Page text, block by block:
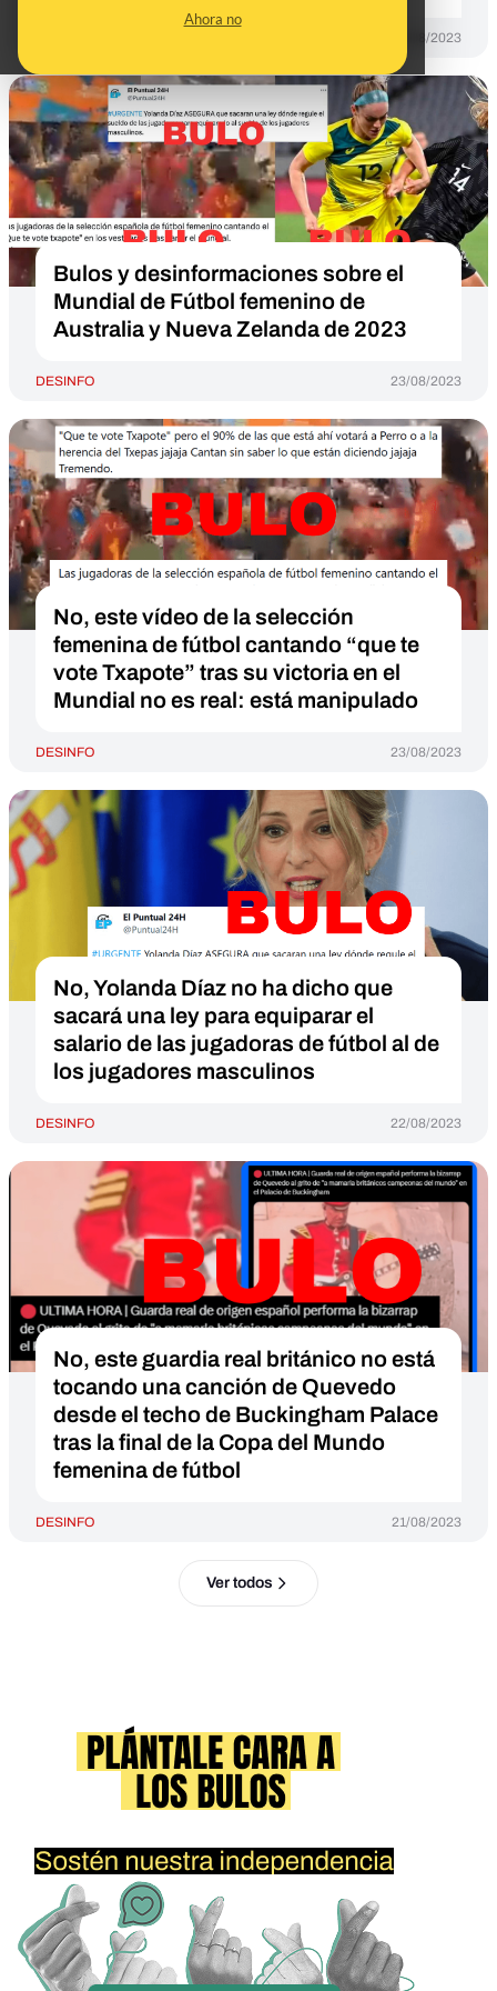
Ahora no
21/08/2023
Bulos y desinformaciones sobre el
Mundial de Fútbol femenino de
Australia y Nueva Zelanda de 2023
DESINFO 23/08/2023
No, este vídeo de la selección
femenina de fútbol cantando “que te
vote Txapote” tras su victoria en el
Mundial no es real: está manipulado
DESINFO 23/08/2023
No, Yolanda Díaz no ha dicho que
sacará una ley para equiparar el
salario de las jugadoras de fútbol al de
los jugadores masculinos
DESINFO 22/08/2023
No, este guardia real británico no está
tocando una canción de Quevedo
desde el techo de Buckingham Palace
tras la final de la Copa del Mundo
femenina de fútbol
DESINFO 21/08/2023
Ver todos